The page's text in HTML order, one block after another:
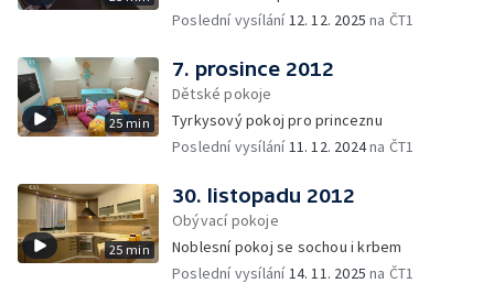
Poslední vysílání12. 12. 2025 na ČT1
25 min
7. prosince 2012
Dětské pokoje
Tyrkysový pokoj pro princeznu
Poslední vysílání11. 12. 2024na ČT1
25 min
30. listopadu 2012
Obývací pokoje
Noblesní pokoj se sochou i krbem
Poslední vysílání14. 11. 2025 na ČT1